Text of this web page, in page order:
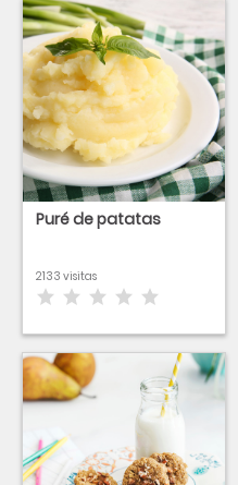
Puré de patatas
2133 visitas